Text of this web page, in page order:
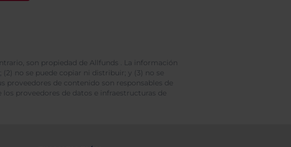
son propiedad de Allfunds . La información
no se puede copiar ni distribuir; y (3) no se
proveedores de contenido son responsables de
proveedores de datos e infraestructuras de